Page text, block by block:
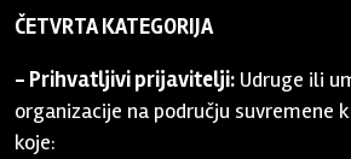
ČETVRTA KATEGORIJA
- Prihvatljivi prijavitelji: Udruge ili
organizacije na području suvremene
koje: